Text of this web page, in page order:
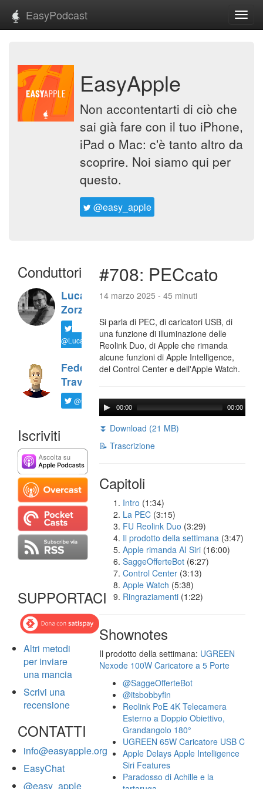
EasyPodcast
EasyApple
Non accontentarti di ciò che
sai già fare con il tuo iPhone,
iPad o Mac: c'è tanto altro da
scoprire. Noi siamo qui per
questo.
@easy_apple
Conduttori
Luca
Zorzi
@LucaTNT
Federico
Travaini
@ftrava
Iscriviti
SUPPORTACI
Altri metodi
per inviare
una mancia
Scrivi una
recensione
CONTATTI
info@easyapple.org
EasyChat
@easy_apple
#708: PECcato
14 marzo 2025 - 45 minuti
Si parla di PEC, di caricatori USB, di
una funzione di illuminazione delle
Reolink Duo, di Apple che rimanda
alcune funzioni di Apple Intelligence,
del Control Center e dell'Apple Watch.
00:00 00:00
⏬ Download (21 MB)
📝 Trascrizione
Capitoli
Intro (1:34)
La PEC (3:15)
FU Reolink Duo (3:29)
Il prodotto della settimana (3:47)
Apple rimanda AI Siri (16:00)
SaggeOfferteBot (6:27)
Control Center (3:13)
Apple Watch (5:38)
Ringraziamenti (1:22)
Shownotes
Il prodotto della settimana: UGREEN
Nexode 100W Caricatore a 5 Porte
@SaggeOfferteBot
@itsbobbyfin
Reolink PoE 4K Telecamera
Esterno a Doppio Obiettivo,
Grandangolo 180°
UGREEN 65W Caricatore USB C
Apple Delays Apple Intelligence
Siri Features
Paradosso di Achille e la